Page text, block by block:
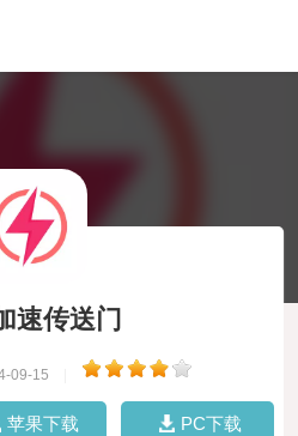
速传送门
09-15
苹果下载 PC下载